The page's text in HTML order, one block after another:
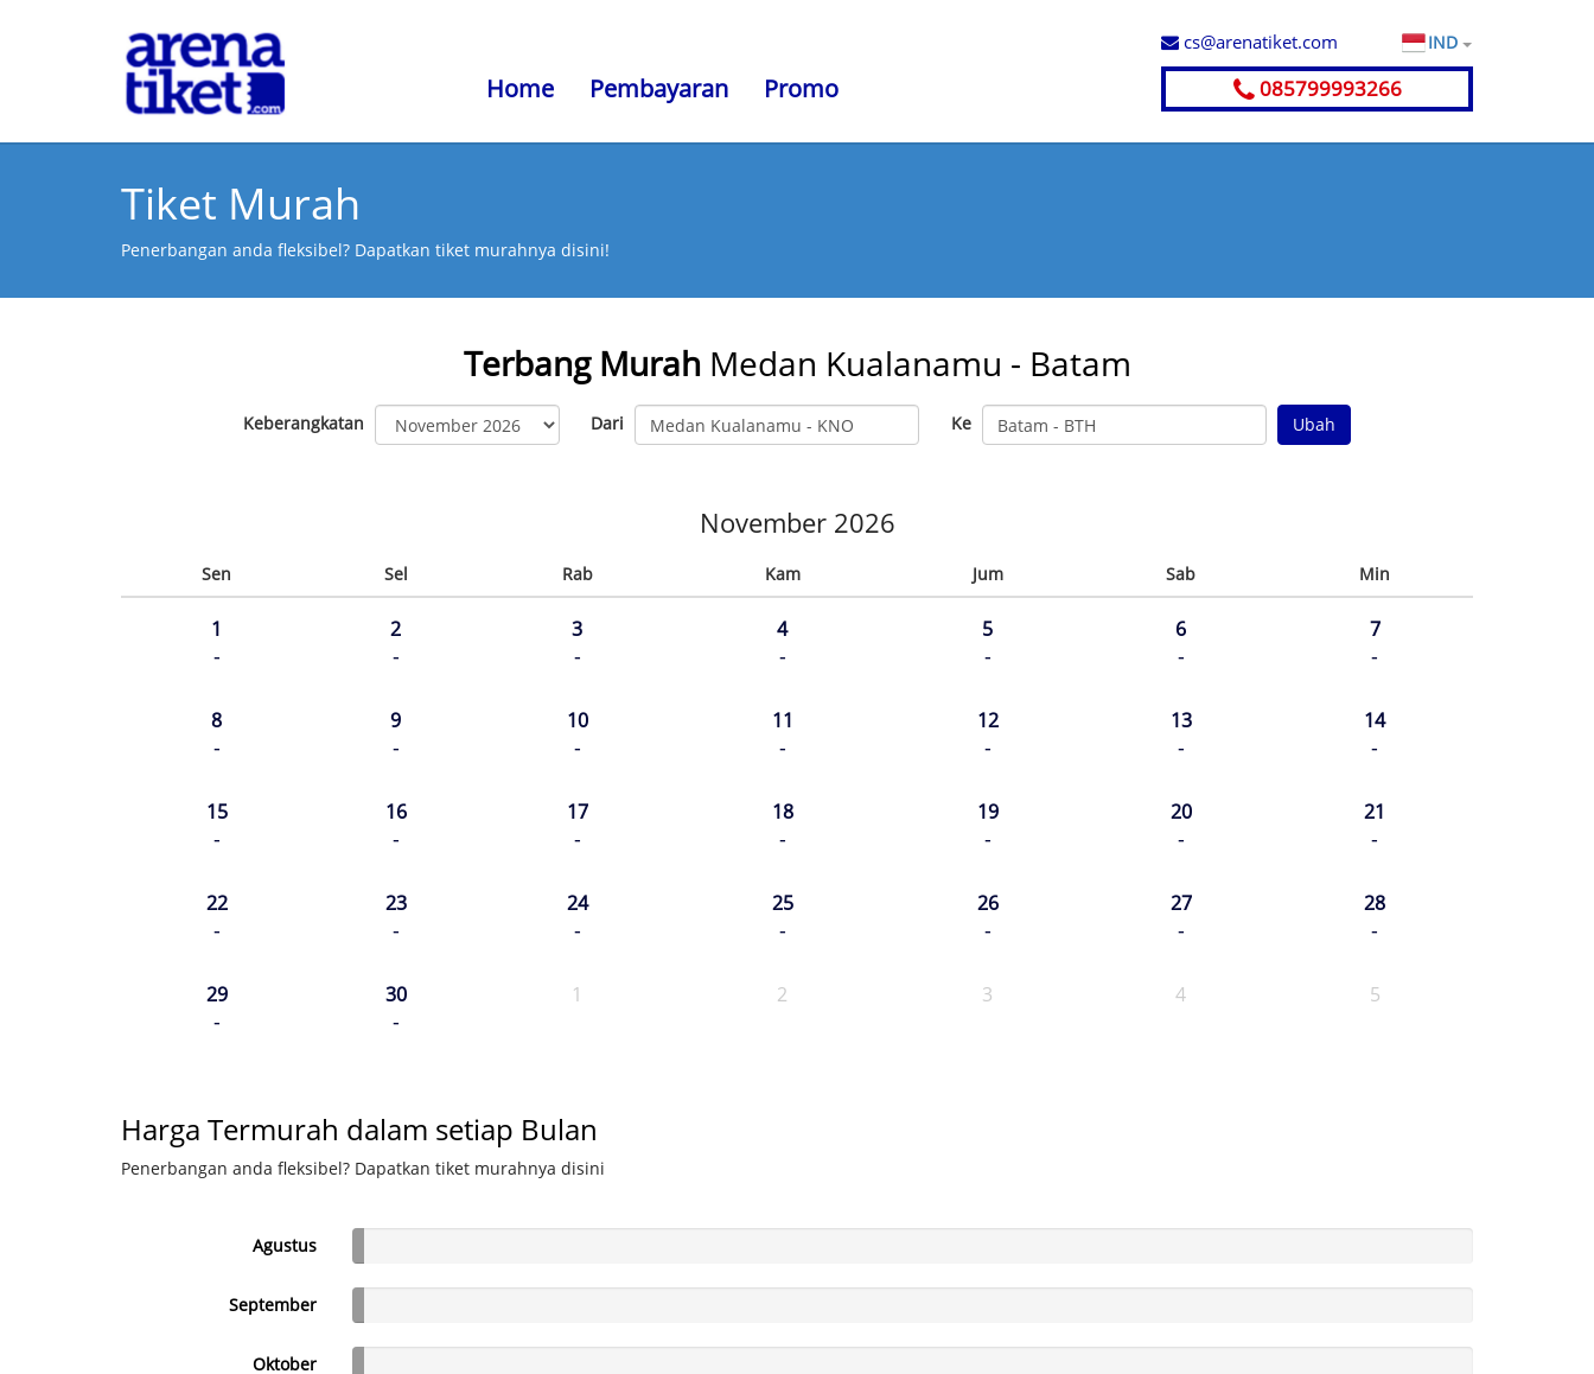
Home Pembayaran Promo
cs@arenatiket.com IND
085799993266
Tiket Murah
Penerbangan anda fleksibel? Dapatkan tiket murahnya disini!
Terbang Murah Medan Kualanamu - Batam
Keberangkatan Dari Ke Ubah
November 2026
Sen Sel Rab Kam Jum Sab Min
1
-
2
-
3
-
4
-
5
-
6
-
7
-
8
-
9
-
10
-
11
-
12
-
13
-
14
-
15
-
16
-
17
-
18
-
19
-
20
-
21
-
22
-
23
-
24
-
25
-
26
-
27
-
28
-
29
-
30
-
1 2 3 4 5
Harga Termurah dalam setiap Bulan
Penerbangan anda fleksibel? Dapatkan tiket murahnya disini
Agustus
September
Oktober